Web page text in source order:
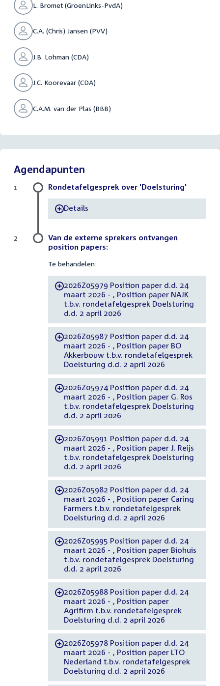
L. Bromet (GroenLinks-PvdA)
C.A. (Chris) Jansen (PVV)
J.B. Lohman (CDA)
J.C. Koorevaar (CDA)
C.A.M. van der Plas (BBB)
Agendapunten
Rondetafelgesprek over 'Doelsturing'
-Details
1
Van de externe sprekers ontvangen
position papers:
Te behandelen:
-2026Z05979 Position paper d.d. 24
maart 2026 - , Position paper NAJK
t.b.v. rondetafelgesprek Doelsturing
d.d. 2 april 2026
-2026Z05987 Position paper d.d. 24
maart 2026 - , Position paper BO
Akkerbouw t.b.v. rondetafelgesprek
Doelsturing d.d. 2 april 2026
-2026Z05974 Position paper d.d. 24
maart 2026 - , Position paper G. Ros
t.b.v. rondetafelgesprek Doelsturing
d.d. 2 april 2026
-2026Z05991 Position paper d.d. 24
maart 2026 - , Position paper J. Reijs
t.b.v. rondetafelgesprek Doelsturing
d.d. 2 april 2026
-2026Z05982 Position paper d.d. 24
maart 2026 - , Position paper Caring
Farmers t.b.v. rondetafelgesprek
Doelsturing d.d. 2 april 2026
-2026Z05995 Position paper d.d. 24
maart 2026 - , Position paper Biohuis
t.b.v. rondetafelgesprek Doelsturing
d.d. 2 april 2026
-2026Z05988 Position paper d.d. 24
maart 2026 - , Position paper
Agrifirm t.b.v. rondetafelgesprek
Doelsturing d.d. 2 april 2026
-2026Z05978 Position paper d.d. 24
maart 2026 - , Position paper LTO
Nederland t.b.v. rondetafelgesprek
Doelsturing d.d. 2 april 2026
2